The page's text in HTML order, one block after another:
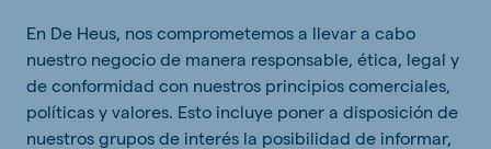
En De Heus, nos comprometemos a llevar a cabo
nuestro negocio de manera responsable, ética, legal y
de conformidad con nuestros principios comerciales,
políticas y valores. Esto incluye poner a disposición de
nuestros grupos de interés la posibilidad de informar,